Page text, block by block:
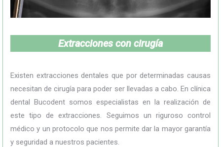
Extracciones con cirugía
Existen extracciones dentales que por determinadas causas
necesitan de cirugía para poder ser llevadas a cabo. En clínica
dental Bucodent somos especialistas en la realización de
este tipo de extracciones. Seguimos un riguroso control
médico y un protocolo que nos permite dar la mayor garantía
y seguridad a nuestros pacientes.